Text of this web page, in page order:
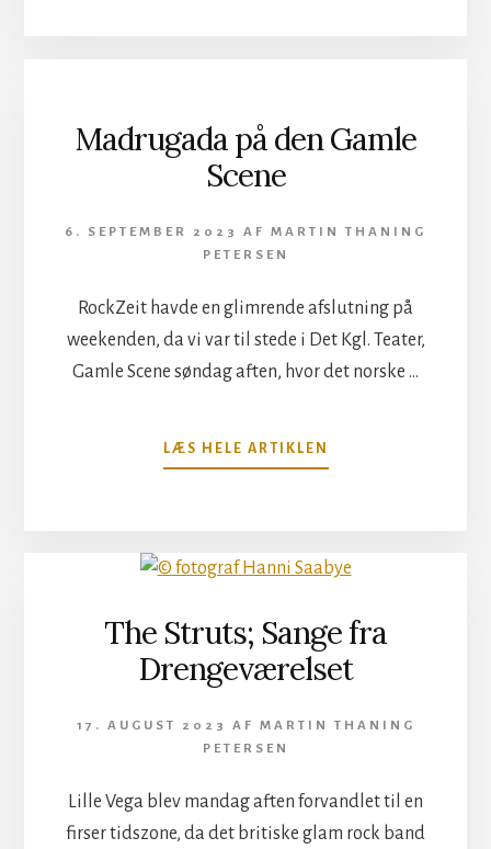
Madrugada på den Gamle
Scene
6. SEPTEMBER 2023 AF MARTIN THANING
PETERSEN
RockZeit havde en glimrende afslutning på
weekenden, da vi var til stede i Det Kgl. Teater,
Gamle Scene søndag aften, hvor det norske …
LÆS HELE ARTIKLEN
MADRUGADA
SCENE
The Struts; Sange fra
Drengeværelset
17. AUGUST 2023 AF MARTIN THANING
PETERSEN
Lille Vega blev mandag aften forvandlet til en
firser tidszone, da det britiske glam rock band